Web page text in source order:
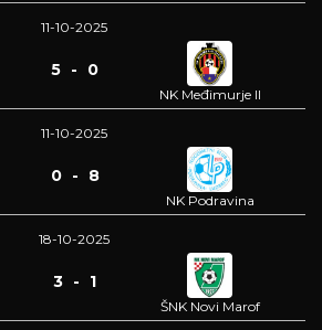
11-10-2025
5 - 0
NK Međimurje II
11-10-2025
0 - 8
NK Podravina
18-10-2025
3 - 1
ŠNK Novi Marof